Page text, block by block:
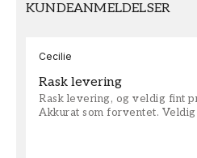
KUNDEANMELDELSER
Cecilie
Rask levering
Rask levering, og veldig fint
Akkurat som forventet.